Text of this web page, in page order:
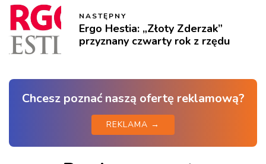
NASTĘPNY
Ergo Hestia: „Złoty Zderzak”
przyznany czwarty rok z rzędu
Chcesz poznać naszą ofertę reklamową?
REKLAMA →